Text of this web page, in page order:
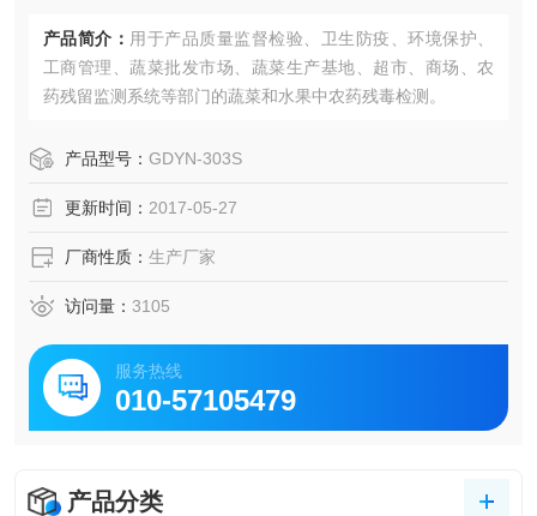
产品简介： 用于产品质量监督检验、卫生防疫、环境保护、
工商管理、蔬菜批发市场、蔬菜生产基地、超市、商场、农
药残留监测系统等部门的蔬菜和水果中农药残毒检测。
产品型号： GDYN-303S
更新时间： 2017-05-27
厂商性质： 生产厂家
访问量： 3105
服务热线
010-57105479
产品分类